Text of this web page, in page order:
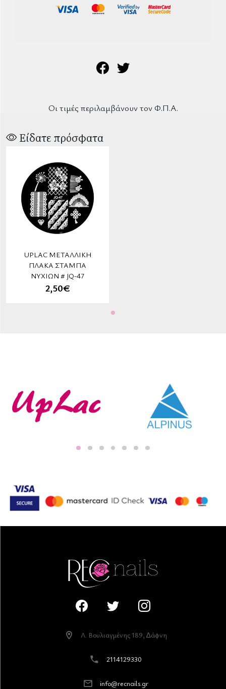
Οι τιμές περιλαμβάνουν τον Φ.Π.Α.
Είδατε πρόσφατα
UPLAC ΜΕΤΑΛΛΙΚΉ
ΠΛΆΚΑ ΣΤΆΜΠΑ
ΝΥΧΙΏΝ # JQ-47
2,50€
Λ. Βουλιαγµένης 189, ∆άφνη
2114129330
info@recnails.gr